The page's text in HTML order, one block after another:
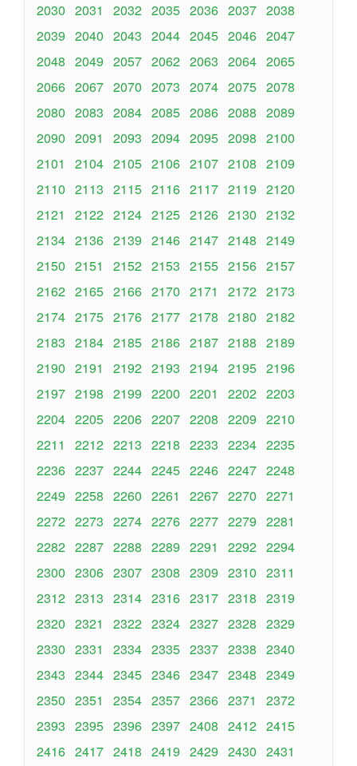
2030 2031 2032 2035 2036 2037 2038
2039 2040 2043 2044 2045 2046 2047
2048 2049 2057 2062 2063 2064 2065
2066 2067 2070 2073 2074 2075 2078
2080 2083 2084 2085 2086 2088 2089
2090 2091 2093 2094 2095 2098 2100
2101
2104 2105 2106 2107 2108 2109
2110 2113 2115 2116 2117 2119 2120
2121
2122 2124 2125 2126 2130 2132
2134 2136 2139 2146 2147 2148 2149
2150 2151 2152 2153 2155 2156 2157
2162 2165 2166 2170 2171 2172 2173
2174 2175 2176 2177 2178 2180 2182
2183 2184 2185 2186 2187 2188 2189
2190 2191 2192 2193 2194 2195 2196
2197 2198 2199 2200 2201 2202 2203
2204 2205 2206 2207 2208 2209 2210
2211
2212 2213 2218 2233 2234 2235
2236 2237 2244 2245 2246 2247 2248
2249 2258 2260 2261 2267 2270 2271
2272 2273 2274 2276 2277 2279 2281
2282 2287 2288 2289 2291 2292 2294
2300 2306 2307 2308 2309 2310 2311
2312 2313 2314 2316 2317 2318 2319
2320 2321 2322 2324 2327 2328 2329
2330 2331 2334 2335 2337 2338 2340
2343 2344 2345 2346 2347 2348 2349
2350 2351 2354 2357 2366 2371
2372
2393 2395 2396 2397 2408 2412 2415
2416 2417 2418 2419 2429 2430 2431